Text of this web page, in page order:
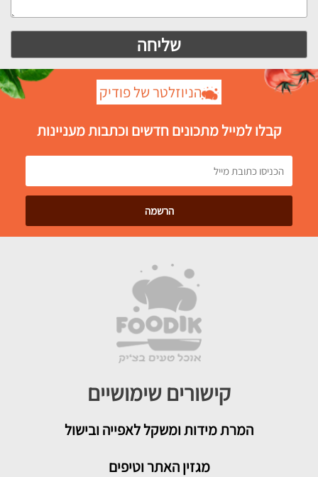
הניוזלטר של פודיק
קבלו למייל מתכונים חדשים וכתבות מעניינות
קישורים שימושיים
המרת מידות ומשקל לאפייה ובישול
מגזין האתר וטיפים